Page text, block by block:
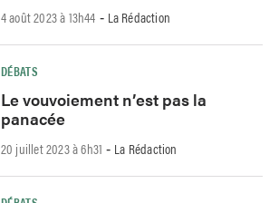
4 août 2023 à 13h44 - La Rédaction
DÉBATS
Le vouvoiement n’est pas la
panacée
20 juillet 2023 à 6h31 - La Rédaction